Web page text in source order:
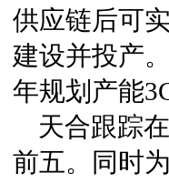
供应链后可
建设并投产
年规划产能
天合跟踪
前五。同时